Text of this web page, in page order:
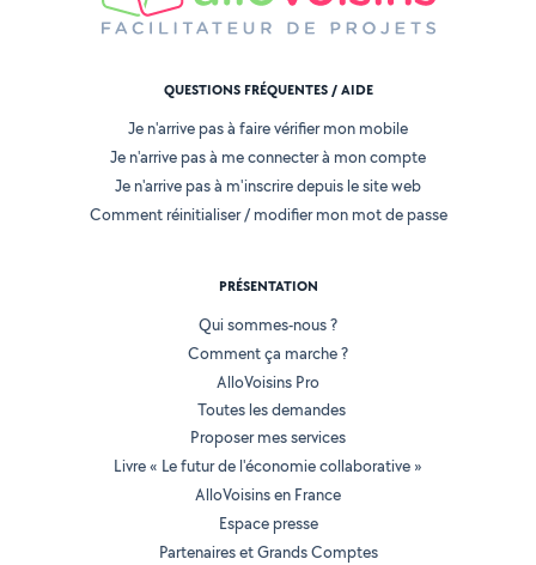
QUESTIONS FRÉQUENTES / AIDE
Je n'arrive pas à faire vérifier mon mobile
Je n'arrive pas à me connecter à mon compte
Je n'arrive pas à m'inscrire depuis le site web
Comment réinitialiser / modifier mon mot de passe
PRÉSENTATION
Qui sommes-nous ?
Comment ça marche ?
AlloVoisins Pro
Toutes les demandes
Proposer mes services
Livre « Le futur de l'économie collaborative »
AlloVoisins en France
Espace presse
Partenaires et Grands Comptes